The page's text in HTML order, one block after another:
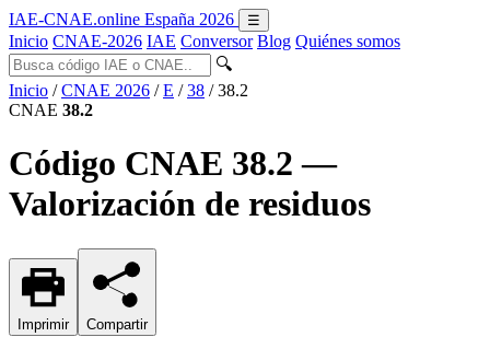
IAE-CNAE.online España 2026 ☰
Inicio CNAE-2026 IAE Conversor Blog Quiénes somos
🔍
Inicio / CNAE 2026 / E / 38 / 38.2
CNAE 38.2
Código CNAE 38.2 —
Valorización de residuos
Imprimir Compartir